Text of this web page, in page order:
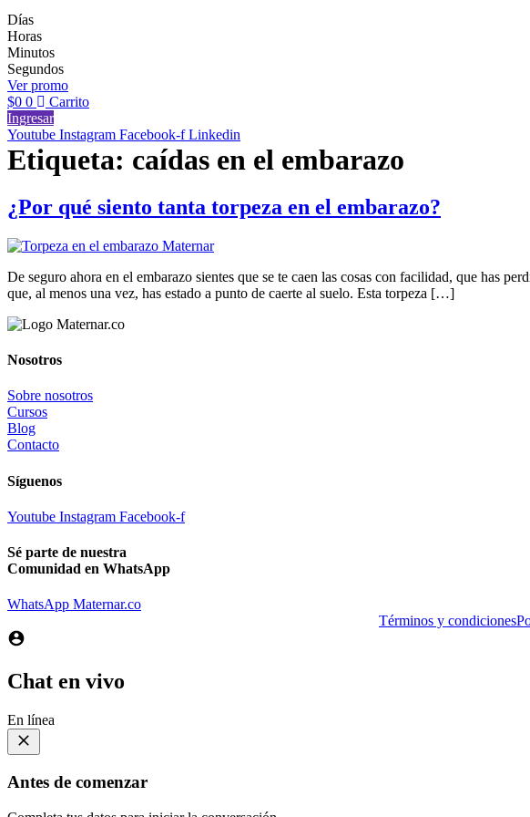
Días
Horas
Minutos
Segundos
Ver promo
$0 0
Carrito
Ingresar
Youtube Instagram Facebook-f Linkedin
Etiqueta: caídas en el embarazo
¿Por qué siento tanta torpeza en el embarazo?
De seguro ahora en el embarazo sientes que se te caen las cosas con facilidad, que has
que, al menos una vez, has estado a punto de caerte al suelo. Esta torpeza […]
Nosotros
Sobre nosotros
Cursos
Blog
Contacto
Síguenos
Youtube Instagram Facebook-f
Sé parte de nuestra
Comunidad en WhatsApp
WhatsApp Maternar.co
Términos y condiciones
Chat en vivo
En línea
Antes de comenzar